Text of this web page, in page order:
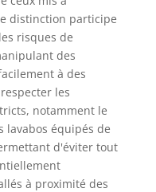
distinction participe
risques de
des
à des
les
notamment le
lavabos équipés de
d'éviter tout
à proximité des